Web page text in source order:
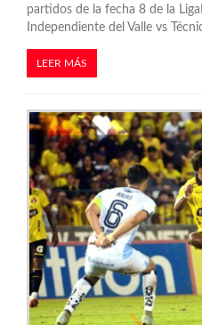
partidos de la fecha 8 de la
Independiente del Valle vs
LEER MÁS